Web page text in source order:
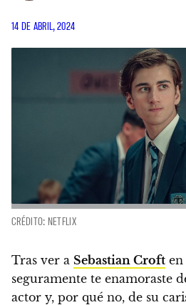
14 DE ABRIL, 2024
CRÉDITO: NETFLIX
Tras ver a Sebastian Croft en
seguramente te enamoraste
actor y, por qué no, de su